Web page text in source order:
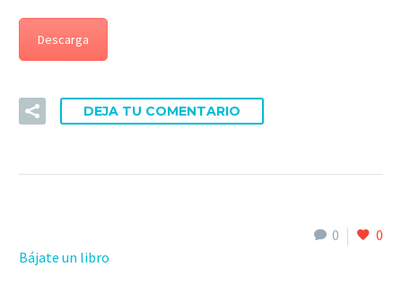
Descarga
DEJA TU COMENTARIO
0
0
Bájate un libro